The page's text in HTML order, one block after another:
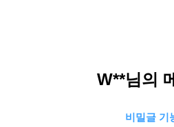
W**님의
비밀글 기